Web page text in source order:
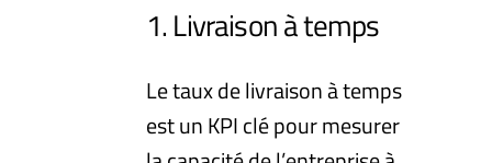
1. Livraison à temps
Le taux de livraison à temps
est un KPI clé pour mesurer